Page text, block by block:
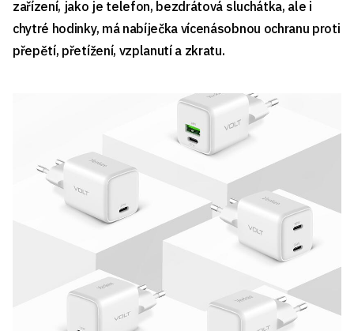
zařízení, jako je telefon, bezdrátová sluchátka, ale i
chytré hodinky, má nabíječka vícenásobnou ochranu proti
přepětí, přetížení, vzplanutí a zkratu.